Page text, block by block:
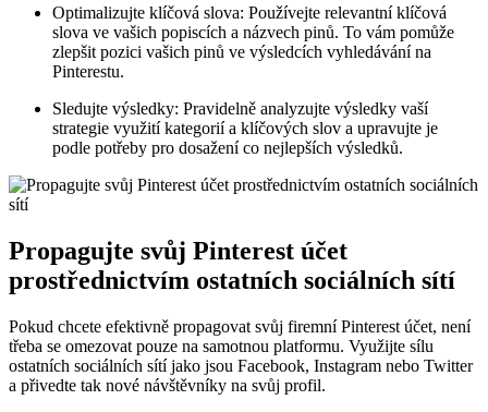
Optimalizujte klíčová slova: Používejte relevantní klíčová
slova ve vašich popiscích a názvech pinů. To vám pomůže
zlepšit pozici vašich pinů ve výsledcích vyhledávání na
Pinterestu.
Sledujte výsledky: Pravidelně analyzujte výsledky vaší
strategie využití kategorií a klíčových slov a upravujte je
podle potřeby pro dosažení co nejlepších výsledků.
Propagujte svůj Pinterest účet
prostřednictvím ostatních sociálních sítí
Pokud chcete efektivně propagovat svůj firemní Pinterest účet, není
třeba se omezovat pouze na samotnou platformu. Využijte sílu
ostatních sociálních sítí jako jsou Facebook, Instagram nebo Twitter
a přivedte tak nové návštěvníky na svůj profil.